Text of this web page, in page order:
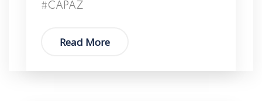
#CAPAZ
Read More